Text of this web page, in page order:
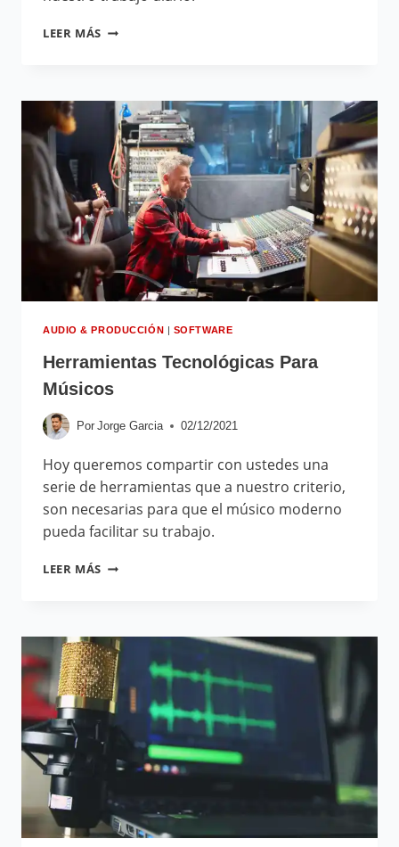
LEER MÁS
AUDIO & PRODUCCIÓN SOFTWARE
Herramientas Tecnológicas Para
Músicos
Por Jorge Garcia 02/12/2021
Hoy queremos compartir con ustedes una
serie de herramientas que a nuestro criterio,
son necesarias para que el músico moderno
pueda facilitar su trabajo.
LEER MÁS